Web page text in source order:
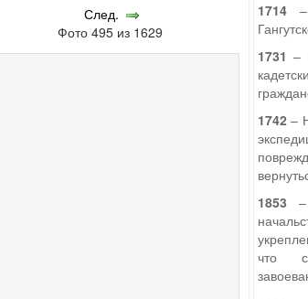
След.
Фото 495 из 1629
1714–
1731 –
1742–
1853 –
что